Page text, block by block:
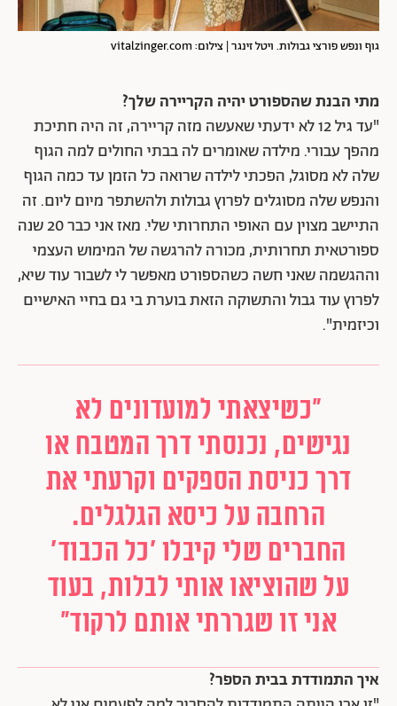
גוף ונפש פורצי גבולות. ויטל זינגר | צילום: vitalzinger.com
מתי הבנת שהספורט יהיה הקריירה שלך?
"עד גיל 12 לא ידעתי שאעשה מזה קריירה, זה היה חתיכת
מהפך עבורי. מילדה שאומרים לה בבתי החולים למה הגוף
שלה לא מסוגל, הפכתי לילדה שרואה כל הזמן עד כמה הגוף
והנפש שלה מסוגלים לפרוץ גבולות ולהשתפר מיום ליום. זה
התיישב מצוין עם האופי התחרותי שלי. מאז אני כבר 20 שנה
ספורטאית תחרותית, מכורה להרגשה של המימוש העצמי
וההגשמה שאני חשה כשהספורט מאפשר לי לשבור עוד שיא,
לפרוץ עוד גבול והתשוקה הזאת בוערת בי גם בחיי האישיים
וכיזמית".
"כשיצאתי למועדונים לא
נגישים, נכנסתי דרך המטבח או
דרך כניסת הספקים וקרעתי את
הרחבה על כיסא הגלגלים.
החברים שלי קיבלו 'כל הכבוד'
על שהוציאו אותי לבלות, בעוד
אני זו שגררתי אותם לרקוד"
איך התמודדת בבית הספר?